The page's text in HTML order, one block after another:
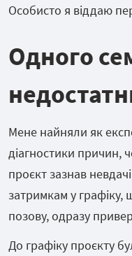
Особисто я віддаю
Одного
Мене найняли як
діагностики причин,
проєкт зазнав
затримкам у
позову, одразу
До графіку проєкту